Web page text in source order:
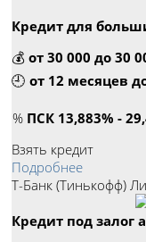
Кредит для
💰от 30 000 до 30
🕘от 12 месяцев
% ПСК 13,883% -
Взять кредит
Подробнее
Т-Банк (Тинькофф)
Кредит под залог